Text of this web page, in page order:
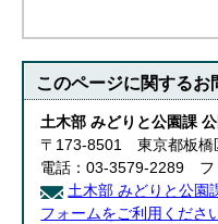
このページに関するお
土木部 みどりと公園課
〒173-8501 東京都板橋
電話：03-3579-2289 フ
土木部 みどりと公園
フォームをご利用くださ